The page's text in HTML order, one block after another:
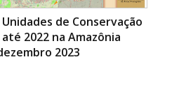
de Conservação
2022 na Amazônia
2023